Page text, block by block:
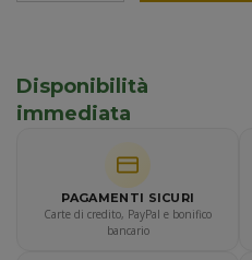
Disponibilità
immediata
PAGAMENTI SICURI
Carte di credito, PayPal e bonifico
bancario